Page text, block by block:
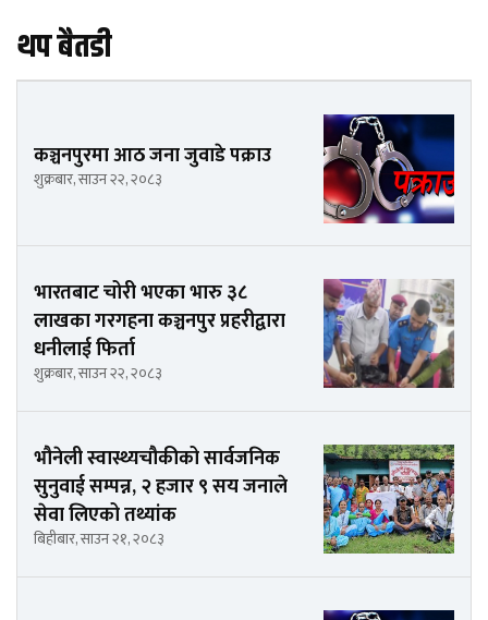
थप बैतडी
कञ्चनपुरमा आठ जना जुवाडे पक्राउ
शुक्रबार, साउन २२, २०८३
भारतबाट चोरी भएका भारु ३८
लाखका गरगहना कञ्चनपुर प्रहरीद्वारा
धनीलाई फिर्ता
शुक्रबार, साउन २२, २०८३
भौनेली स्वास्थ्यचौकीको सार्वजनिक
सुनुवाई सम्पन्न, २ हजार ९ सय जनाले
सेवा लिएको तथ्यांक
बिहीबार, साउन २१, २०८३